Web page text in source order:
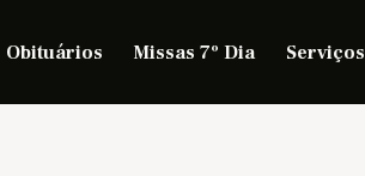
Obituários Missas 7º Dia Serviços